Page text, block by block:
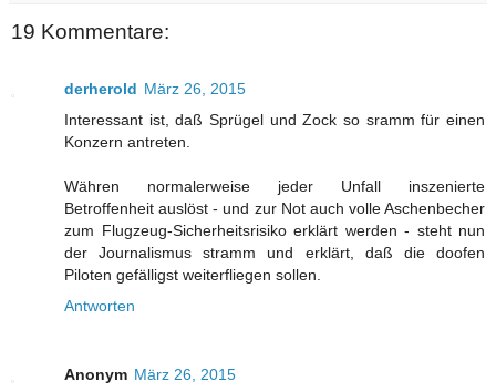
19 Kommentare:
derherold März 26, 2015
Interessant ist, daß Sprügel und Zock so sramm für einen
Konzern antreten.
Währen normalerweise jeder Unfall inszenierte
Betroffenheit auslöst - und zur Not auch volle Aschenbecher
zum Flugzeug-Sicherheitsrisiko erklärt werden - steht nun
der Journalismus stramm und erklärt, daß die doofen
Piloten gefälligst weiterfliegen sollen.
Antworten
Anonym März 26, 2015